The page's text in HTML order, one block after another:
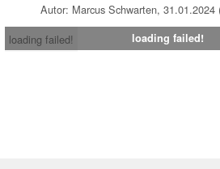
Autor: Marcus Schwarten,
loading failed!
loading failed!